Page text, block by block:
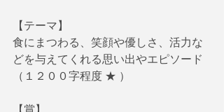
【テーマ】
食にまつわる、笑顔や優しさ、活力な
どを与えてくれる思い出やエピソード
（１２００字程度 ★ ）
【賞】